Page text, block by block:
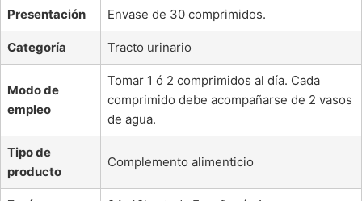
Presentación Envase de 30 comprimidos.
Categoría Tracto urinario
Modo de
empleo
Tomar 1 ó 2 comprimidos al día. Cada
comprimido debe acompañarse de 2 vasos
de agua.
Tipo de
producto
Complemento alimenticio